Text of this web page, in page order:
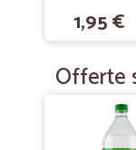
Veloce e conveniente
1,95 €
Offerte